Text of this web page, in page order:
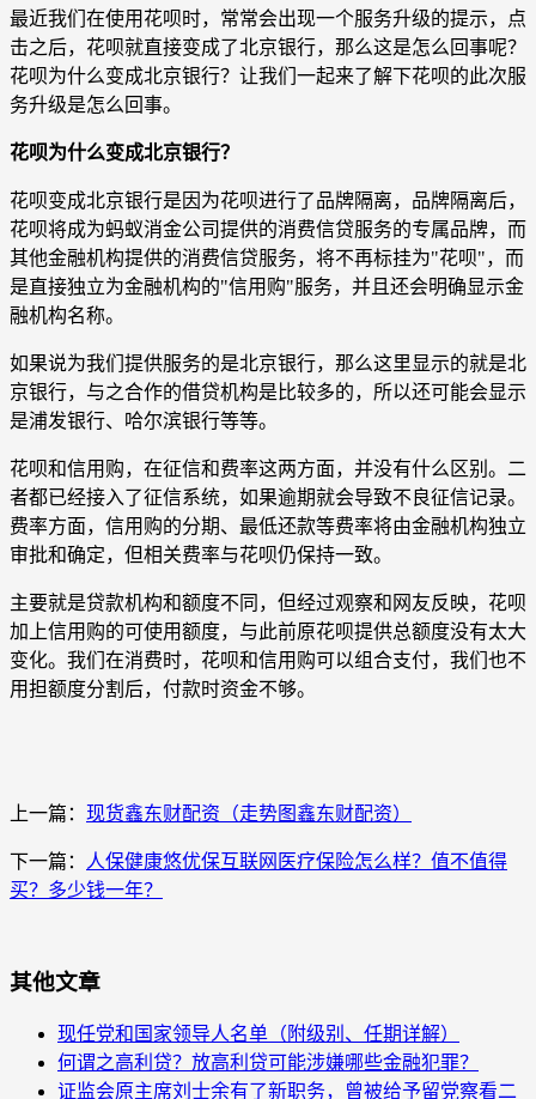
最近我们在使用花呗时，常常会出现一个服务升级的提示，点
击之后，花呗就直接变成了北京银行，那么这是怎么回事呢？
花呗为什么变成北京银行？让我们一起来了解下花呗的此次服
务升级是怎么回事。
花呗为什么变成北京银行？
花呗变成北京银行是因为花呗进行了品牌隔离，品牌隔离后，
花呗将成为蚂蚁消金公司提供的消费信贷服务的专属品牌，而
其他金融机构提供的消费信贷服务，将不再标挂为"花呗"，而
是直接独立为金融机构的"信用购"服务，并且还会明确显示金
融机构名称。
如果说为我们提供服务的是北京银行，那么这里显示的就是北
京银行，与之合作的借贷机构是比较多的，所以还可能会显示
是浦发银行、哈尔滨银行等等。
花呗和信用购，在征信和费率这两方面，并没有什么区别。二
者都已经接入了征信系统，如果逾期就会导致不良征信记录。
费率方面，信用购的分期、最低还款等费率将由金融机构独立
审批和确定，但相关费率与花呗仍保持一致。
主要就是贷款机构和额度不同，但经过观察和网友反映，花呗
加上信用购的可使用额度，与此前原花呗提供总额度没有太大
变化。我们在消费时，花呗和信用购可以组合支付，我们也不
用担额度分割后，付款时资金不够。
上一篇： 现货鑫东财配资（走势图鑫东财配资）
下一篇：
人保健康悠优保互联网医疗保险怎么样？值不值得
买？多少钱一年？
其他文章
现任党和国家领导人名单（附级别、任期详解）
何谓之高利贷？放高利贷可能涉嫌哪些金融犯罪？
证监会原主席刘士余有了新职务，曾被给予留党察看二